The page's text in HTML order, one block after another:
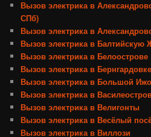
Вызов электрика в
СПб)
Вызов электрика в
Вызов электрика в Балтийскую
Вызов электрика в Белоострове
Вызов электрика в Бернгардовке
Вызов электрика в Большой
Вызов электрика в
Вызов электрика в Велигонты
Вызов электрика в Весёлый
Вызов электрика в Виллози